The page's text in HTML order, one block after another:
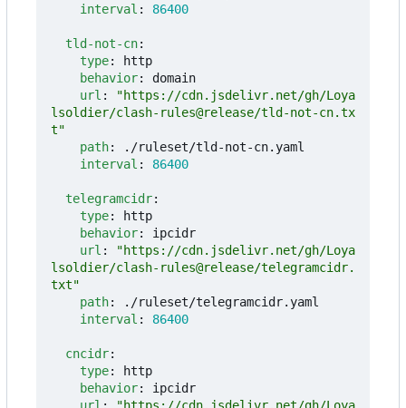
interval : 86400
tld-not-cn:
type:
http
behavior:
domain
url :
"https://cdn.jsdelivr.net/gh/Loya
lsoldier/clash-rules@release/tld-not-cn.tx
t"
path:
./ruleset/tld-not-cn.yaml
interval : 86400
telegramcidr:
type:
http
behavior:
ipcidr
url :
"https://cdn.jsdelivr.net/gh/Loya
lsoldier/clash-rules@release/telegramcidr.
txt"
path:
./ruleset/telegramcidr.yaml
interval : 86400
cncidr:
type:
http
behavior:
ipcidr
url :
"https://cdn.jsdelivr.net/gh/Loya